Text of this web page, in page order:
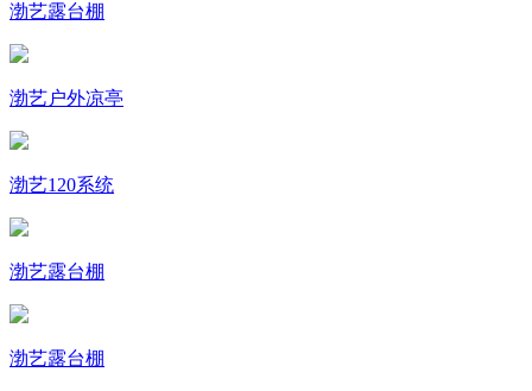
渤艺露台棚
渤艺户外凉亭
渤艺120系统
渤艺露台棚
渤艺露台棚